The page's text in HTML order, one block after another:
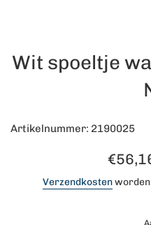
Wit spoeltje
Artikelnummer: 2190025
Normale
Verzendkostenworden